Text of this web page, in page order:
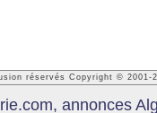
réservés Copyright © 2001-
annonces